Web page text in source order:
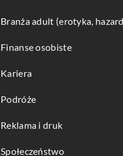
Branża adult (erotyka,
Finanse osobiste
Kariera
Podróże
Reklama i druk
Społeczeństwo